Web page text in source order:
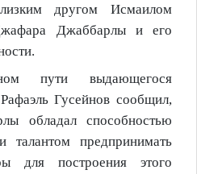
другом Исмаилом
Джаббарлы и его
пути выдающегося
Гусейнов сообщил,
обладал способностью
талантом предпринимать
для построения этого